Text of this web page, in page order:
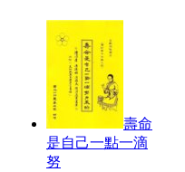
壽命
是自己一點一滴
努